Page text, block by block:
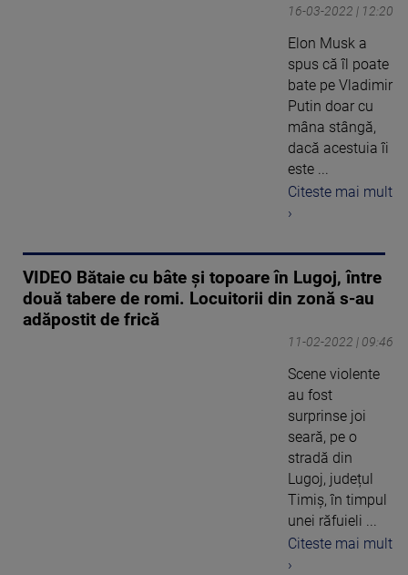
16-03-2022 | 12:20
Elon Musk a
spus că îl poate
bate pe Vladimir
Putin doar cu
mâna stângă,
dacă acestuia îi
este ...
Citeste mai mult
›
VIDEO Bătaie cu bâte și topoare în Lugoj, între
două tabere de romi. Locuitorii din zonă s-au
adăpostit de frică
11-02-2022 | 09:46
Scene violente
au fost
surprinse joi
seară, pe o
stradă din
Lugoj, județul
Timiș, în timpul
unei răfuieli ...
Citeste mai mult
›